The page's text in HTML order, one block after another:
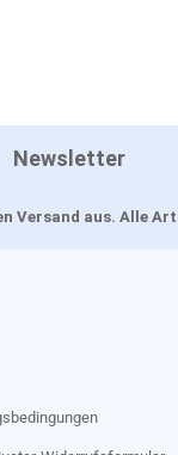
Versand aus. Alle